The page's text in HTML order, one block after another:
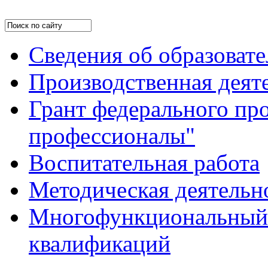
Сведения об
Производственная
Грант федерального
профессионалы"
Воспитательная работа
Методическая
квалификаций